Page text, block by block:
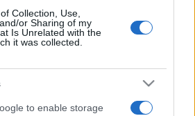
Collection, Use,
or Sharing of my
Is Unrelated with the
it was collected.
to enable storage